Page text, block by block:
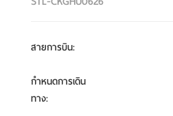
สายการบิน:
กำหนดการเดิน
ทาง: